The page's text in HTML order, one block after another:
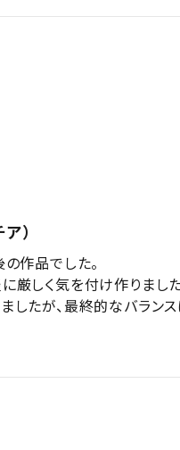
）
作品でした。
厳しく気を付け作りました
したが、最終的なバラン